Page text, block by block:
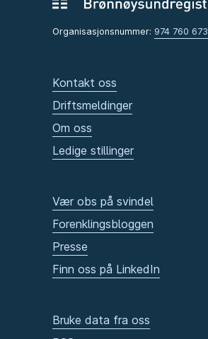
Organisasjonsnummer: 974 760 673
Kontakt oss
Driftsmeldinger
Om oss
Ledige stillinger
Vær obs på svindel
Forenklingsbloggen
Presse
Finn oss på LinkedIn
Bruke data fra oss